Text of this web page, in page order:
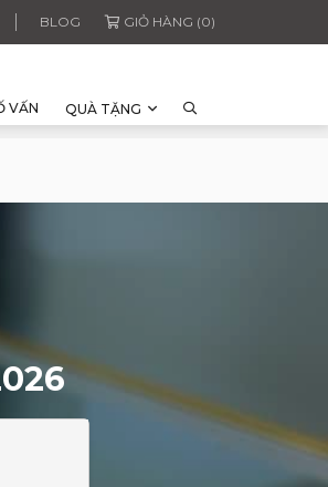
BLOG GIỎ HÀNG (0)
VẤN QUÀ TẶNG